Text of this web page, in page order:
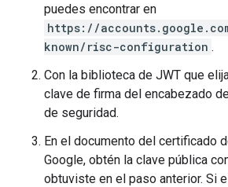
puedes encontrar en
https://
known/risc-configuration .
Con la biblioteca de JWT que
clave de firma del encabezado
de seguridad.
En el documento del certificado
Google, obtén la clave pública
obtuviste en el paso anterior. Si